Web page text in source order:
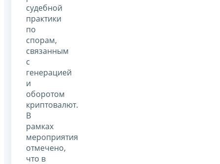
судебной
практики
по
спорам,
связанным
с
генерацией
и
оборотом
криптовалют.
В
рамках
мероприятия
отмечено,
что в